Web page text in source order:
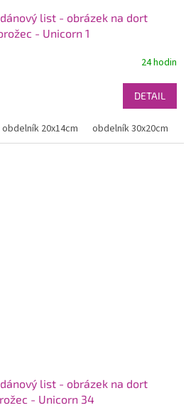
list - obrázek na dort
- Unicorn 1
24 hodin
DETAIL
obdelník 20x14cm obdelník 30x20cm
list - obrázek na dort
- Unicorn 34